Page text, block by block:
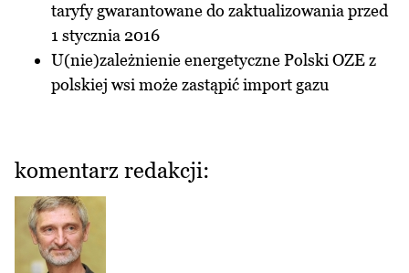
taryfy gwarantowane do zaktualizowania przed
1 stycznia 2016
U(nie)zależnienie energetyczne Polski OZE z
polskiej wsi może zastąpić import gazu
komentarz redakcji: